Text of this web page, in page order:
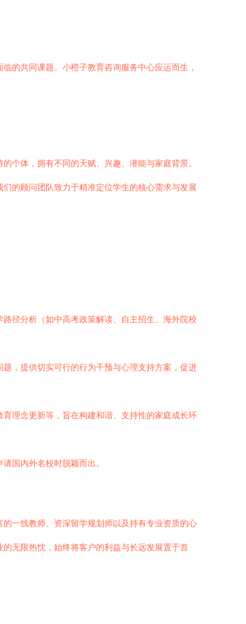
的共同课题。小橙子教育咨询服务中心应运而生，
个体，拥有不同的天赋、兴趣、潜能与家庭背景。
的顾问团队致力于精准定位学生的核心需求与发展
径分析（如中高考政策解读、自主招生、海外院校
，提供切实可行的行为干预与心理支持方案，促进
理念更新等，旨在构建和谐、支持性的家庭成长环
国内外名校时脱颖而出。
一线教师、资深留学规划师以及持有专业资质的心
无限热忱，始终将客户的利益与长远发展置于首